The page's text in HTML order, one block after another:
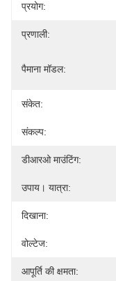
प्रयोग:
प्रणाली:
पैमाना मॉडल:
संकेत:
संकल्प:
डीआरओ माउंटिंग:
उपाय। यात्रा:
दिखाना:
वोल्टेज:
आपूर्ति की क्षमता: